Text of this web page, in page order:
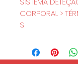
CORPORAL >
S